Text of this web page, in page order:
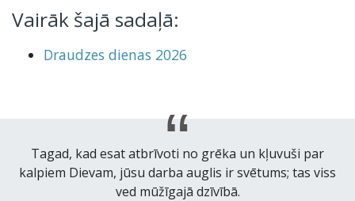
Vairāk šajā sadaļā:
Draudzes dienas 2026
Tagad, kad esat atbrīvoti no grēka un kļuvuši par
kalpiem Dievam, jūsu darba auglis ir svētums; tas viss
ved mūžīgajā dzīvībā.